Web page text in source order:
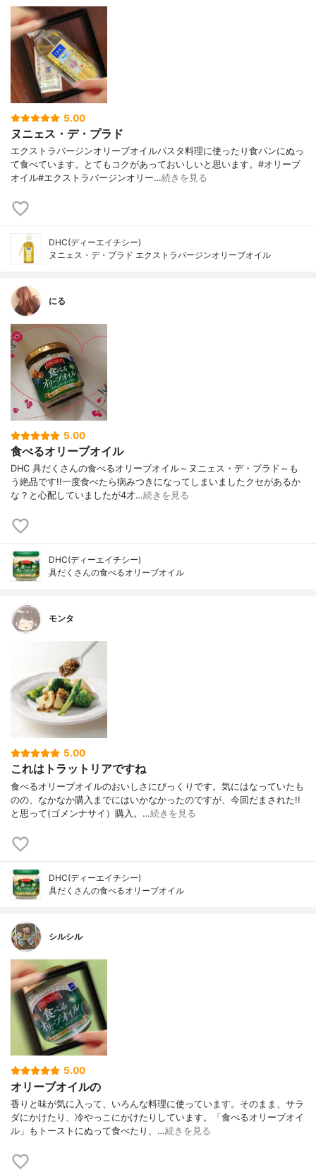
5.00
ヌニェス・デ・プラド
エクストラバージンオリーブオイルパスタ料理に使ったり食パンにぬっ
て食べています。とてもコクがあっておいしいと思います。#オリーブ
オイル#エクストラバージンオリー…続きを見る
DHC(ディーエイチシー)
ヌニェス・デ・プラド エクストラバージンオリーブオイル
にる
5.00
食べるオリーブオイル
DHC 具だくさんの食べるオリーブオイル～ヌニェス・デ・プラド～も
う絶品です!!一度食べたら病みつきになってしまいましたクセがあるか
な？と心配していましたが4才…続きを見る
DHC(ディーエイチシー)
具だくさんの食べるオリーブオイル
モンタ
5.00
これはトラットリアですね
食べるオリーブオイルのおいしさにびっくりです。気にはなっていたも
のの、なかなか購入までにはいかなかったのですが、今回だまされた!!
と思って(ゴメンナサイ）購入。…続きを見る
DHC(ディーエイチシー)
具だくさんの食べるオリーブオイル
シルシル
5.00
オリーブオイルの
香りと味が気に入って、いろんな料理に使っています。そのまま、サラ
ダにかけたり、冷やっこにかけたりしています。「食べるオリーブオイ
ル」もトーストにぬって食べたり、…続きを見る